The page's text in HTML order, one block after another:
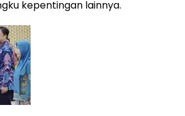
kepentingan lainnya.